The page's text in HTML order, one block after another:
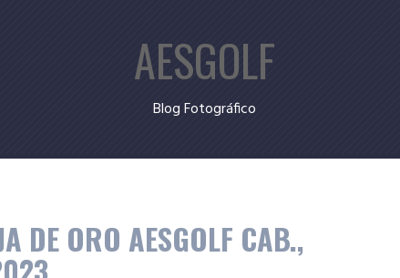
AESGOLF
Blog Fotográfico
DE ORO AESGOLF CAB.,